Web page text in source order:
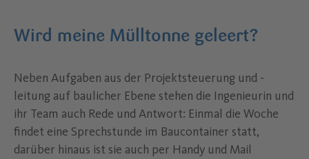
Wird meine Mülltonne geleert?
Neben Aufgaben aus der Projektsteuerung und -
leitung auf baulicher Ebene stehen die Ingenieurin und
ihr Team auch Rede und Antwort: Einmal die Woche
findet eine Sprechstunde im Baucontainer statt,
darüber hinaus ist sie auch per Handy und Mail